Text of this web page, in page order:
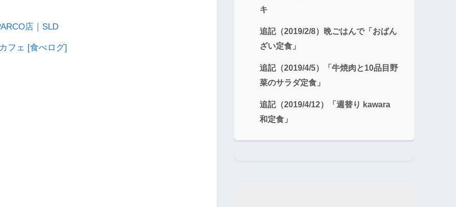
店｜SLD
フェ [食べログ]
キ
追記（2019/2/8）晩ごはんで「おばん
ざい定食」
追記（2019/4/5）「牛焼肉と10品目野
菜のサラダ定食」
追記（2019/4/12）「週替り kawara
和定食」